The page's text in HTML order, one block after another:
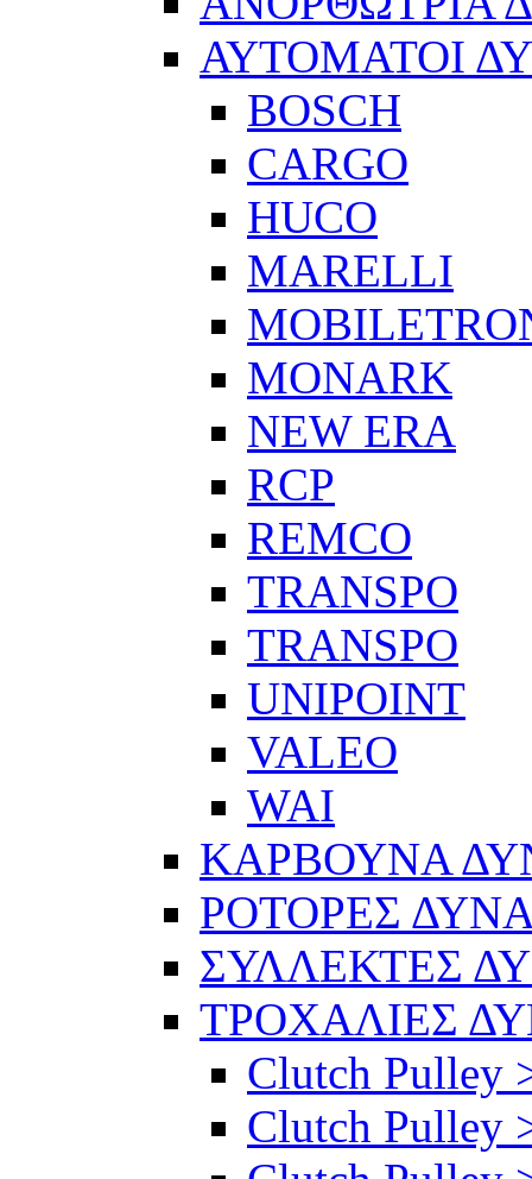
ΑΥΤΟΜΑΤΟΙ
BOSCH
CARGO
HUCO
MARELLI
MONARK
NEW ERA
RCP
REMCO
TRANSPO
TRANSPO
UNIPOINT
VALEO
WAI
ΚΑΡΒΟΥΝΑ
ΡΟΤΟΡΕΣ
ΣΥΛΛΕΚΤΕΣ
ΤΡΟΧΑΛΙΕΣ
Clutch Pulley
Clutch Pulley